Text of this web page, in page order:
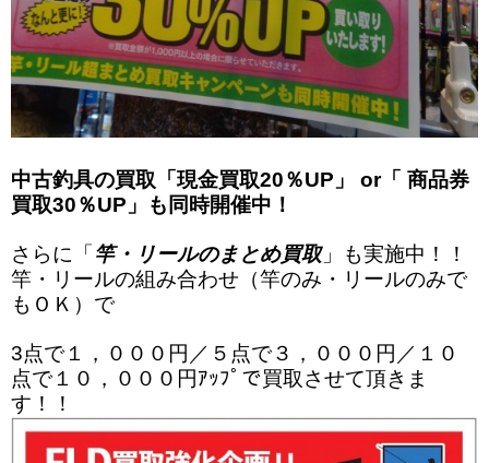
中古釣具の買取「現金買取20％UP」 or「 商品券
買取30％UP」も同時開催中！
さらに「 竿・リールのまとめ買取」も実施中！！
竿・リールの組み合わせ（竿のみ・リールのみで
もＯＫ）で
3点で１，０００円／５点で３，０００円／１０
点で１０，０００円ｱｯﾌﾟで買取させて頂きま
す！！